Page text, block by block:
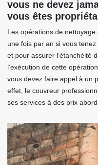
vous ne devez
vous êtes
Les opérations de
une fois par an si vous
et pour assurer l’étanchéité
l’exécution de cette
vous devez faire appel à un
effet, le couvreur
ses services à des prix